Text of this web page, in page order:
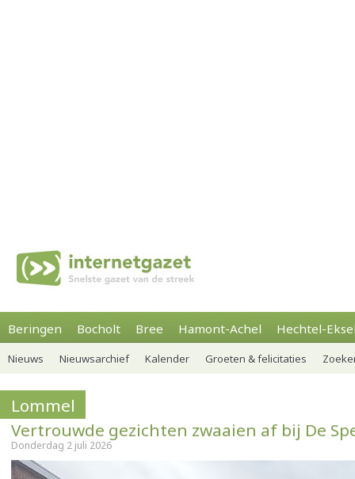
Beringen Bocholt Bree Hamont-Achel Hechtel-
Nieuws Nieuwsarchief Kalender Groeten & felicitaties
Lommel
Vertrouwde gezichten zwaaien af bij De
Donderdag 2 juli 2026